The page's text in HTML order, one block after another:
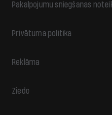
Pakalpojumu sniegšanas
Privātuma politika
Reklāma
Ziedo